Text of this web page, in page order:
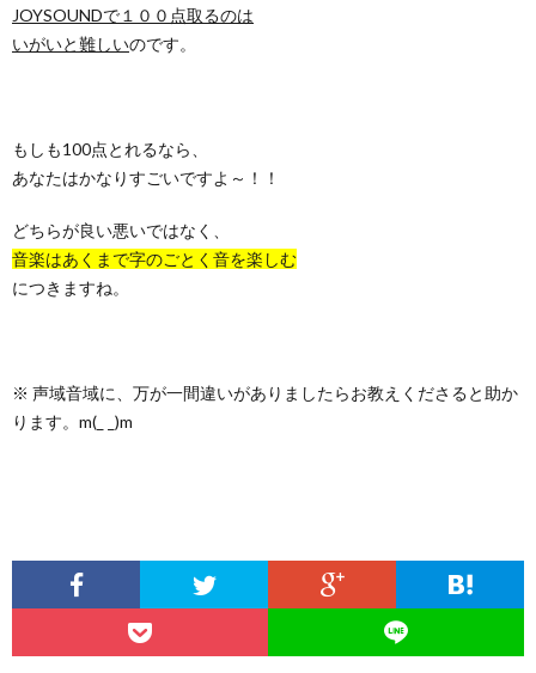
JOYSOUNDで１００点取るのは
いがいと難しいのです。
もしも100点とれるなら、
あなたはかなりすごいですよ～！！
どちらが良い悪いではなく、
音楽はあくまで字のごとく音を楽しむ
につきますね。
※ 声域音域に、万が一間違いがありましたらお教えくださると助か
ります。m(_ _)m